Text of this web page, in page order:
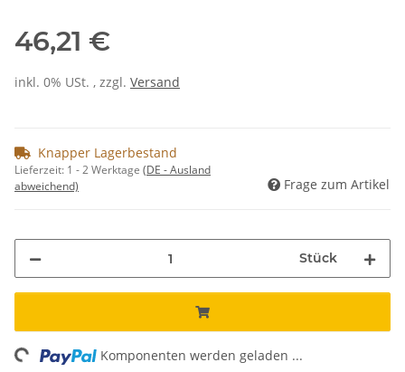
46,21 €
inkl. 0% USt. , zzgl. Versand
Knapper Lagerbestand
Lieferzeit: 1 - 2 Werktage (DE - Ausland
abweichend)
Frage zum Artikel
Stück
Komponenten werden geladen ...